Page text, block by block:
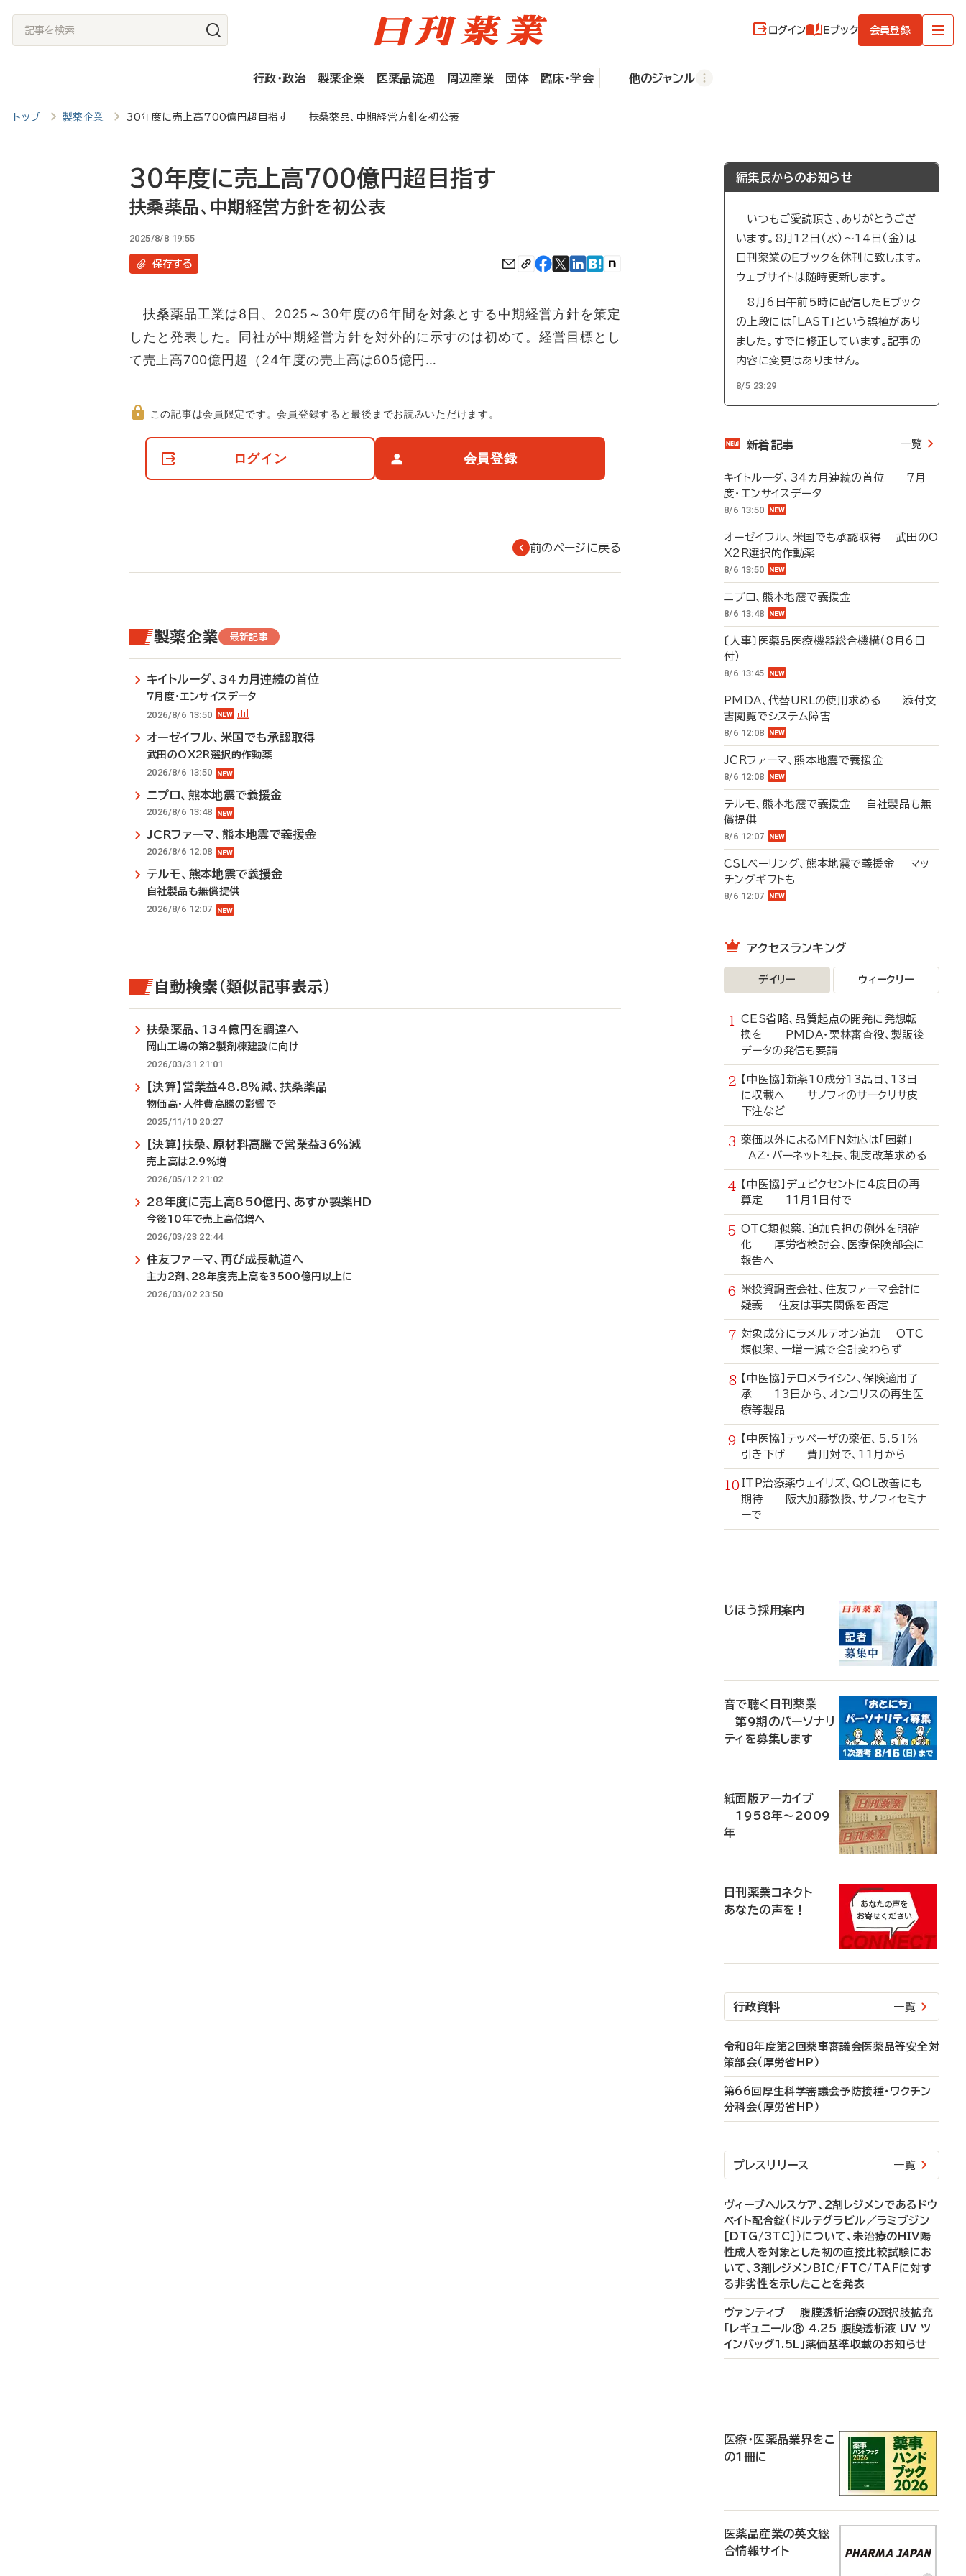
記
事
検
索
ログイン Eブック 会員登録
行政・政治 製薬企業 医薬品流通 周辺産業 団体 臨床・学会 他のジャンル
トップ 製薬企業 30年度に売上高700億円超目指す 扶桑薬品、中期経営方針を初公表
30年度に売上高700億円超目指す
扶桑薬品、中期経営方針を初公表
2025/8/8 19:55
保存する
扶桑薬品工業は8日、2025～30年度の6年間を対象とする中期経営方針を策定
したと発表した。同社が中期経営方針を対外的に示すのは初めて。経営目標とし
て売上高700億円超（24年度の売上高は605億円…
て
この記事は会員限定です。会員登録すると最後までお読みいただけます。
ログイン 会員登録
前のページに戻る
製薬企業 最新記事
キイトルーダ、34カ月連続の首位
7月度・エンサイスデータ
2026/8/6 13:50
オーゼイフル、米国でも承認取得
武田のOX2R選択的作動薬
2026/8/6 13:50
ニプロ、熊本地震で義援金
2026/8/6 13:48
JCRファーマ、熊本地震で義援金
2026/8/6 12:08
テルモ、熊本地震で義援金
自社製品も無償提供
2026/8/6 12:07
自動検索（類似記事表示）
扶桑薬品、134億円を調達へ
岡山工場の第2製剤棟建設に向け
2026/03/31 21:01
【決算】営業益48.8％減、扶桑薬品
物価高・人件費高騰の影響で
2025/11/10 20:27
【決算】扶桑、原材料高騰で営業益36％減
売上高は2.9％増
2026/05/12 21:02
28年度に売上高850億円、あすか製薬HD
今後10年で売上高倍増へ
2026/03/23 22:44
住友ファーマ、再び成長軌道へ
主力2剤、28年度売上高を3500億円以上に
2026/03/02 23:50
編集長からのお知らせ
いつもご愛読頂き、ありがとうござ
います。8月12日（水）～14日（金）は
日刊薬業のEブックを休刊に致します。
ウェブサイトは随時更新します。
8月6日午前5時に配信したEブック
の上段には「LAST」という誤植があり
ました。すでに修正しています。記事の
内容に変更はありません。
8/5 23:29
新着記事 一覧
キイトルーダ、34カ月連続の首位 7月
度・エンサイスデータ
8/6 13:50
オーゼイフル、米国でも承認取得 武田のO
X2R選択的作動薬
8/6 13:50
ニプロ、熊本地震で義援金
8/6 13:48
〔人事〕医薬品医療機器総合機構（8月6日
付）
8/6 13:45
PMDA、代替URLの使用求める 添付文
書閲覧でシステム障害
8/6 12:08
JCRファーマ、熊本地震で義援金
8/6 12:08
テルモ、熊本地震で義援金 自社製品も無
償提供
8/6 12:07
CSLベーリング、熊本地震で義援金 マッ
チングギフトも
8/6 12:07
アクセスランキング
デイリー ウィークリー
CES省略、品質起点の開発に発想転
換を PMDA・栗林審査役、製販後
データの発信も要請
【中医協】新薬10成分13品目、13日
に収載へ サノフィのサークリサ皮
下注など
薬価以外によるMFN対応は「困難」
AZ・バーネット社長、制度改革求める
【中医協】デュピクセントに4度目の再
算定 11月1日付で
OTC類似薬、追加負担の例外を明確
化 厚労省検討会、医療保険部会に
報告へ
米投資調査会社、住友ファーマ会計に
疑義 住友は事実関係を否定
対象成分にラメルテオン追加 OTC
類似薬、一増一減で合計変わらず
【中医協】テロメライシン、保険適用了
承 13日から、オンコリスの再生医
療等製品
【中医協】テッペーザの薬価、5.51％
引き下げ 費用対で、11月から
ITP治療薬ウェイリズ、QOL改善にも
期待 阪大加藤教授、サノフィセミナ
ーで
じほう採用案内
音で聴く日刊薬業
第9期のパーソナリ
ティを募集します
紙面版アーカイブ
1958年～2009
年
日刊薬業コネクト
あなたの声を！
行政資料 一覧
令和8年度第2回薬事審議会医薬品等安全対
策部会（厚労省HP）
第66回厚生科学審議会予防接種・ワクチン
分科会（厚労省HP）
プレスリリース 一覧
ヴィーブヘルスケア、2剤レジメンであるドウ
ベイト配合錠（ドルテグラビル／ラミブジン
［DTG/3TC］）について、未治療のHIV陽
性成人を対象とした初の直接比較試験にお
いて、3剤レジメンBIC/FTC/TAFに対す
る非劣性を示したことを発表
ヴァンティブ 腹膜透析治療の選択肢拡充
「レギュニール® 4.25 腹膜透析液 UV ツ
インバッグ1.5L」薬価基準収載のお知らせ
医療・医薬品業界をこ
の1冊に
医薬品産業の英文総
合情報サイト